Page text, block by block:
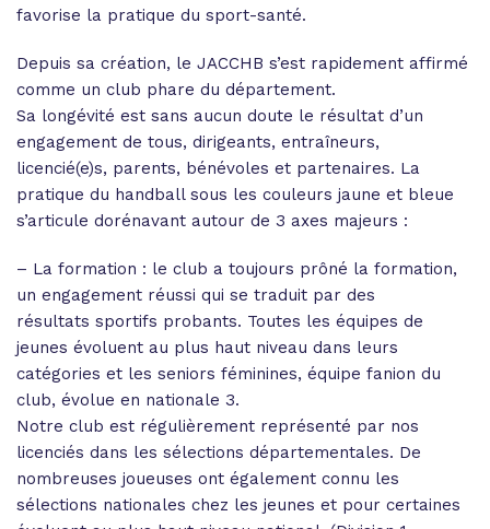
favorise la pratique du sport-santé.
Depuis sa création, le JACCHB s’est rapidement affirmé
comme un club phare du département.
Sa longévité est sans aucun doute le résultat d’un
engagement de tous, dirigeants, entraîneurs,
licencié(e)s, parents, bénévoles et partenaires. La
pratique du handball sous les couleurs jaune et bleue
s’articule dorénavant autour de 3 axes majeurs :
– La formation : le club a toujours prôné la formation,
un engagement réussi qui se traduit par des
résultats sportifs probants. Toutes les équipes de
jeunes évoluent au plus haut niveau dans leurs
catégories et les seniors féminines, équipe fanion du
club, évolue en nationale 3.
Notre club est régulièrement représenté par nos
licenciés dans les sélections départementales. De
nombreuses joueuses ont également connu les
sélections nationales chez les jeunes et pour certaines